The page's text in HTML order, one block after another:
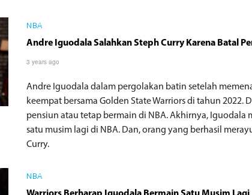
NBA
Andre Iguodala Salahkan Steph Curry Karena Batal
3 years ago
Andre Iguodala dalam pergolakan batin setelah
keempat bersama Golden State Warriors di tahun 2022.
pensiun atau tetap bermain di NBA. Akhirnya, Iguodala
satu musim lagi di NBA. Dan, orang yang berhasil
Curry.
NBA